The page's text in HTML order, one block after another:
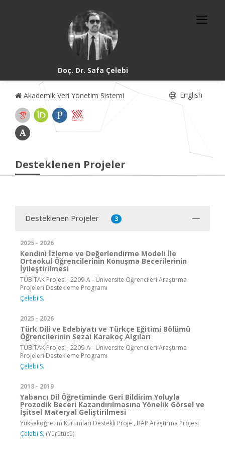
Doç. Dr. Safa Çelebi
Akademik Veri Yönetim Sistemi English
Desteklenen Projeler
Desteklenen Projeler 3
2025 - 2026
Kendini İzleme ve Değerlendirme Modeli İle
Ortaokul Öğrencilerinin Konuşma Becerilerinin
İyileştirilmesi
TÜBİTAK Projesi , 2209-A - Üniversite Öğrencileri Araştırma
Projeleri Destekleme Programı
Çelebi S.
2025 - 2026
Türk Dili ve Edebiyatı ve Türkçe Eğitimi Bölümü
Öğrencilerinin Sezai Karakoç Algıları
TÜBİTAK Projesi , 2209-A - Üniversite Öğrencileri Araştırma
Projeleri Destekleme Programı
Çelebi S.
2018 - 2019
Yabancı Dil Öğretiminde Geri Bildirim Yoluyla
Prozodik Beceri Kazandırılmasına Yönelik Görsel ve
İşitsel Materyal Geliştirilmesi
Yükseköğretim Kurumları Destekli Proje , BAP Araştırma Projesi
Çelebi S. (Yürütücü)